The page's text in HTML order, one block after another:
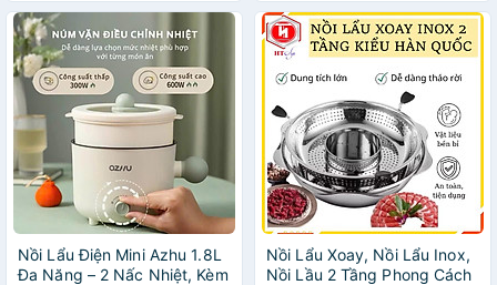
Nồi Lẩu Điện Mini Azhu 1.8L
Đa Năng – 2 Nấc Nhiệt, Kèm
Nồi Lẩu Xoay, Nồi Lẩu Inox,
Nồi Lầu 2 Tầng Phong Cách